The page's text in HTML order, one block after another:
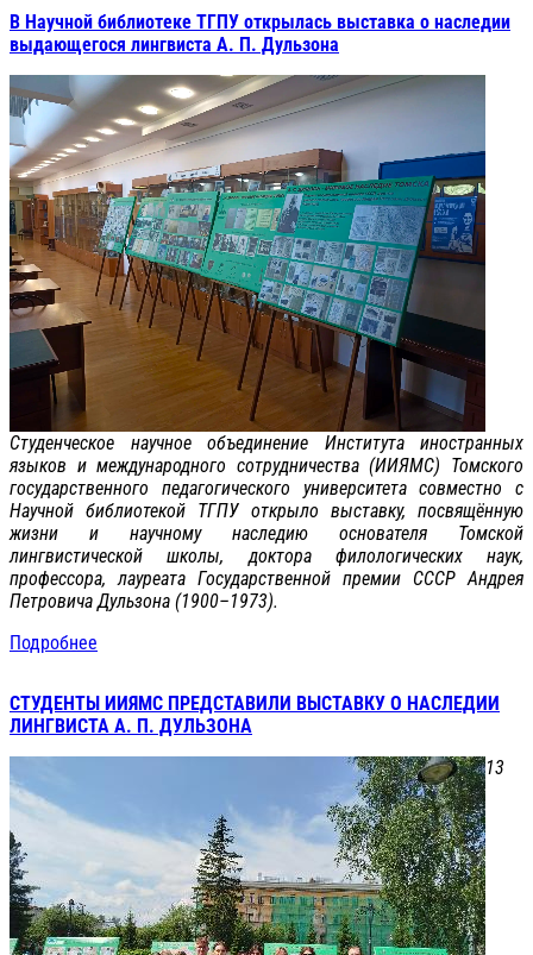
В Научной библиотеке ТГПУ открылась выставка о наследии
выдающегося лингвиста А. П. Дульзона
Студенческое научное объединение Института иностранных
языков и международного сотрудничества (ИИЯМС) Томского
государственного педагогического университета совместно с
Научной библиотекой ТГПУ открыло выставку, посвящённую
жизни и научному наследию основателя Томской
лингвистической школы, доктора филологических наук,
профессора, лауреата Государственной премии СССР Андрея
Петровича Дульзона (1900–1973).
Подробнее
СТУДЕНТЫ ИИЯМС ПРЕДСТАВИЛИ ВЫСТАВКУ О НАСЛЕДИИ
ЛИНГВИСТА А. П. ДУЛЬЗОНА
13